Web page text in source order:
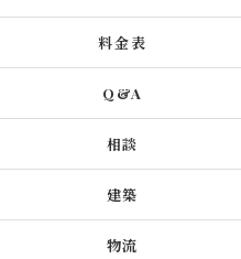
料金表
Q&A
相談
建築
物流